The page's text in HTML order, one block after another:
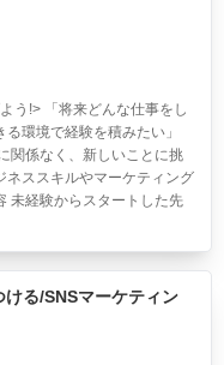
う!> 「将来どんな仕事をし
環境で経験を積みたい」
関係なく、新しいことに挑
ネススキルやマーケティング
未経験からスタートした先
る/SNSマーケティン